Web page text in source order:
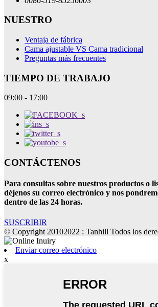
NUESTRO
Ventaja de fábrica
Cama ajustable VS Cama tradicional
Preguntas más frecuentes
TIEMPO DE TRABAJO
09:00 - 17:00
CONTÁCTENOS
Para consultas sobre nuestros productos o
déjenos su correo electrónico y nos
dentro de las 24 horas.
SUSCRIBIR
© Copyright 20102022 : Tanhill Todos los
Enviar correo electrónico
x